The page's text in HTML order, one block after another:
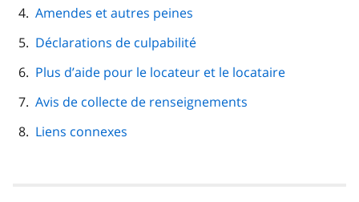
Amendes et autres peines
Déclarations de culpabilité
Plus d’aide pour le locateur et le locataire
Avis de collecte de renseignements
Liens connexes